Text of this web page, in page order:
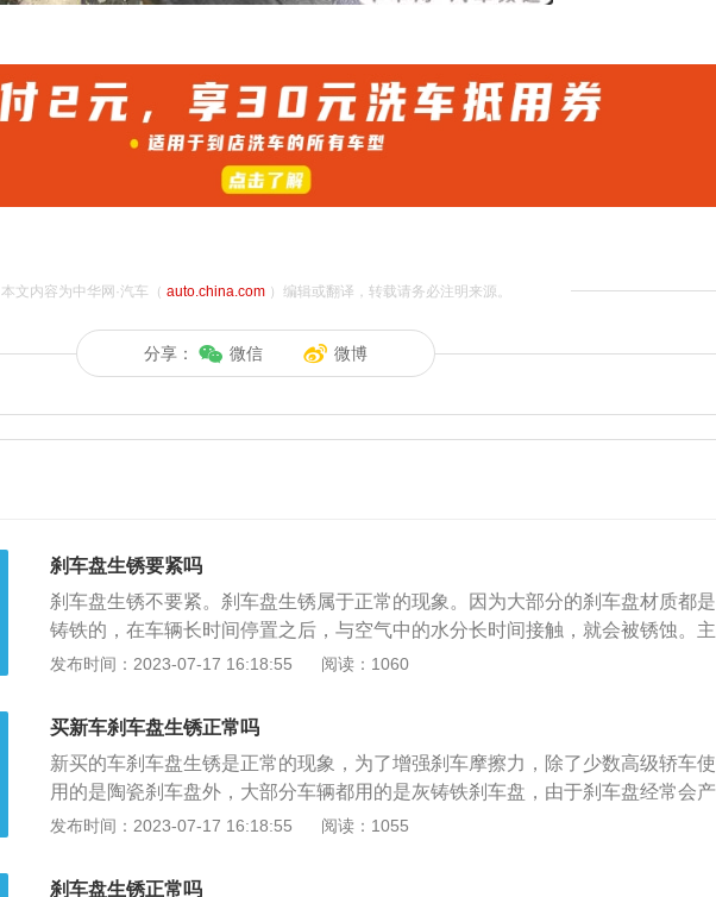
本文内容为中华网·汽车（ auto.china.com）编辑或翻译，转载请务必注明来源。
分享： 微信 微博
刹车盘生锈要紧吗
刹车盘生锈不要紧。刹车盘生锈属于正常的现象。因为大部分的刹车盘材质都是
铸铁的，在车辆长时间停置之后，与空气中的水分长时间接触，就会被锈蚀。主
要跟环境有关，经历风吹雨打都会生锈，但是要注意处理，否则锈迹就会越来越
方，能一定程度避免生锈。要是出现轻微的生锈，这种情况比较容易解决。只需
要在安全的路段上驾驶汽车时，连续踩制动踏板，这时刹车片与刹车卡钳就会发
生摩擦，从而去掉锈迹。如果出现严重的生锈，这种情况就需要到汽车维修店进
行处理，找专业人员进行抛光除锈。刹车主要是靠刹车盘卡钳和刹车片来作用，
这里面最大的磨损件就是刹车片，所以只要刹车片没有摸到下限，刹车油没有变
发布时间：2023-07-17 16:18:55 阅读：1060
买新车刹车盘生锈正常吗
新买的车刹车盘生锈是正常的现象，为了增强刹车摩擦力，除了少数高级轿车使
用的是陶瓷刹车盘外，大部分车辆都用的是灰铸铁刹车盘，由于刹车盘经常会产
生摩擦，所以并没有做防锈保护。在空气湿度较大或雨天环境下，灰铸铁刹车盘
的解决方法：刹车盘有轻微锈蚀，完全可以通过正常刹车来磨掉，其原理就是通
发布时间：2023-07-17 16:18:55 阅读：1055
刹车盘生锈正常吗